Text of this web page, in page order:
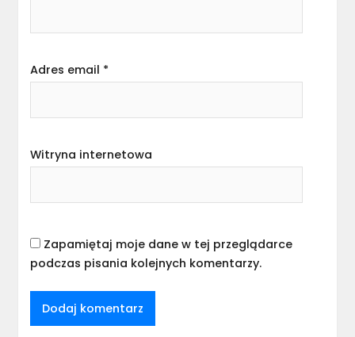
Adres email *
Witryna internetowa
Zapamiętaj moje dane w tej przeglądarce
podczas pisania kolejnych komentarzy.